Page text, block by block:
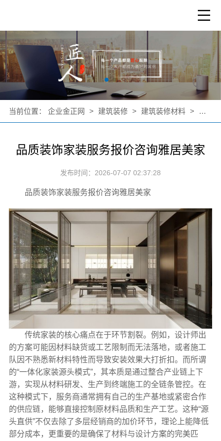
当前位置： 企业金正网 > 建筑装修 > 建筑装修材料 > 公司
品质装饰家装服务报价咨询雅居美家
发布时间：2026-07-07 02:37:28
品质装饰家装服务报价咨询雅居美家
传统家装的核心痛点在于环节割裂。例如，设计师出
的方案可能因材料缺货或工艺限制而无法落地，或者施工
队因不熟悉新材料特性而导致安装效果大打折扣。而所谓
的“一体化家装源头模式”，其本质是通过整合产业链上下
游，实现从材料研发、生产到终端施工的全链条管控。在
这种模式下，服务商通常拥有自己的生产基地或紧密合作
的供应链，能够直接控制原材料品质和生产工艺。这种“源
头直供”不仅去除了多层经销商的加价环节，理论上能降低
部分成本，更重要的是确保了材料与设计方案的完美匹